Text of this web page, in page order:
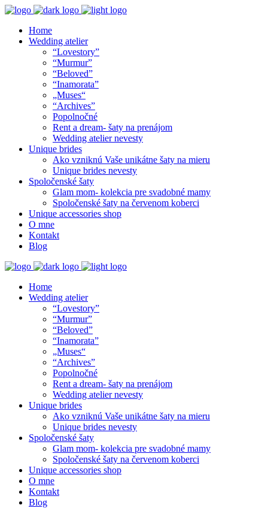
Home
Wedding atelier
“Lovestory”
“Murmur”
“Beloved”
“Inamorata”
„Muses“
“Archives”
Popolnočné
Rent a dream- šaty na prenájom
Wedding atelier nevesty
Unique brides
Ako vzniknú Vaše unikátne šaty na mieru
Unique brides nevesty
Spoločenské šaty
Glam mom- kolekcia pre svadobné mamy
Spoločenské šaty na červenom koberci
Unique accessories shop
O mne
Kontakt
Blog
Home
Wedding atelier
“Lovestory”
“Murmur”
“Beloved”
“Inamorata”
„Muses“
“Archives”
Popolnočné
Rent a dream- šaty na prenájom
Wedding atelier nevesty
Unique brides
Ako vzniknú Vaše unikátne šaty na mieru
Unique brides nevesty
Spoločenské šaty
Glam mom- kolekcia pre svadobné mamy
Spoločenské šaty na červenom koberci
Unique accessories shop
O mne
Kontakt
Blog